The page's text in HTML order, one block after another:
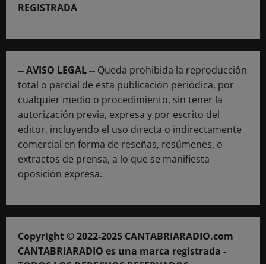
REGISTRADA
-- AVISO LEGAL -- Queda prohibida la reproducción
total o parcial de esta publicación periódica, por
cualquier medio o procedimiento, sin tener la
autorización previa, expresa y por escrito del
editor, incluyendo el uso directa o indirectamente
comercial en forma de reseñas, resúmenes, o
extractos de prensa, a lo que se manifiesta
oposición expresa.
Copyright © 2022-2025 CANTABRIARADIO.com
CANTABRIARADIO es una marca registrada -